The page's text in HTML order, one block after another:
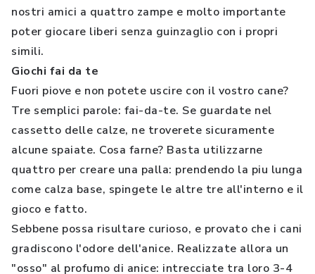
nostri amici a quattro zampe e molto importante
poter giocare liberi senza guinzaglio con i propri
simili.
Giochi fai da te
Fuori piove e non potete uscire con il vostro cane?
Tre semplici parole: fai-da-te. Se guardate nel
cassetto delle calze, ne troverete sicuramente
alcune spaiate. Cosa farne? Basta utilizzarne
quattro per creare una palla: prendendo la piu lunga
come calza base, spingete le altre tre all'interno e il
gioco e fatto.
Sebbene possa risultare curioso, e provato che i cani
gradiscono l'odore dell'anice. Realizzate allora un
"osso" al profumo di anice: intrecciate tra loro 3-4